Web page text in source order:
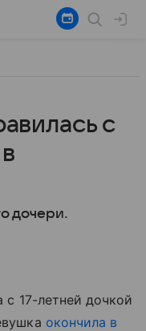
с
дочери.
с 17-летней дочкой
окончила в